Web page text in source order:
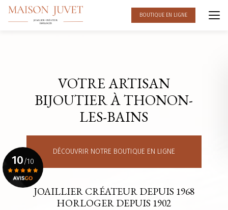
Aller
contenu
BOUTIQUE EN LIGNE
VOTRE ARTISAN
BIJOUTIER À THONON-
LES-BAINS
DÉCOUVRIR NOTRE BOUTIQUE EN LIGNE
JOAILLIER CRÉATEUR DEPUIS 1968
HORLOGER DEPUIS 1902
10/10
Voir le certificat